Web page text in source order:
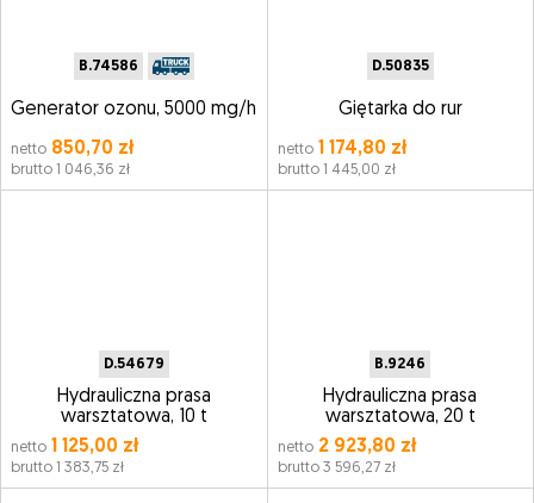
B.74586
Generator ozonu, 5000 mg/h
netto 850,70 zł
brutto 1 046,36 zł
D.50835
Giętarka do rur
netto1 174,80 zł
brutto 1 445,00 zł
D.54679
Hydrauliczna prasa
warsztatowa, 10 t
netto 1 125,00 zł
brutto 1 383,75 zł
B.9246
Hydrauliczna prasa
warsztatowa, 20 t
netto2 923,80 zł
brutto 3 596,27 zł